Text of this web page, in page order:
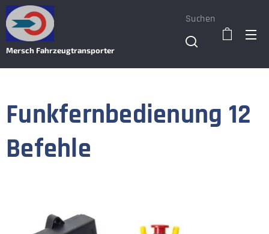
Mersch Fahrzeugtransporter
Suchen
Funkfernbedienung 12
Befehle